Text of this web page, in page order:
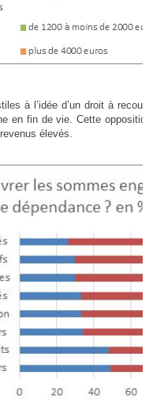
à l’idée d’un droit à
en fin de vie. Cette
élevés.